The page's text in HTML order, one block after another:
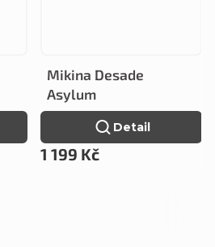
Mikina Desade
Asylum
1 199 Kč
Detail